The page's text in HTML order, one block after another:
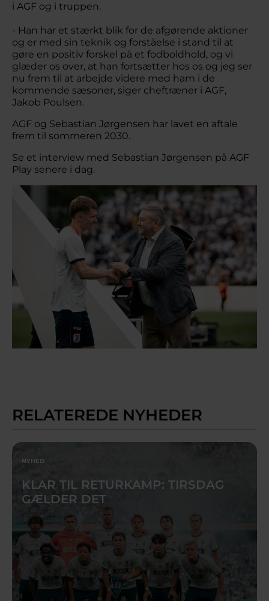
i AGF og i truppen.
- Han har et stærkt blik for de afgørende aktioner
og er med sin teknik og forståelse i stand til at
gøre en positiv forskel på et fodboldhold, og vi
glæder os over, at han fortsætter hos os og jeg ser
nu frem til at arbejde videre med ham i de
kommende sæsoner, siger cheftræner i AGF,
Jakob Poulsen.
AGF og Sebastian Jørgensen har lavet en aftale
frem til sommeren 2030.
Se et interview med Sebastian Jørgensen på AGF
Play senere i dag.
RELATEREDE NYHEDER
NYHED
KLAR TIL RETURKAMP: TIRSDAG
GÆLDER DET